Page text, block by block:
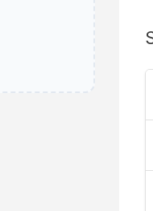
c